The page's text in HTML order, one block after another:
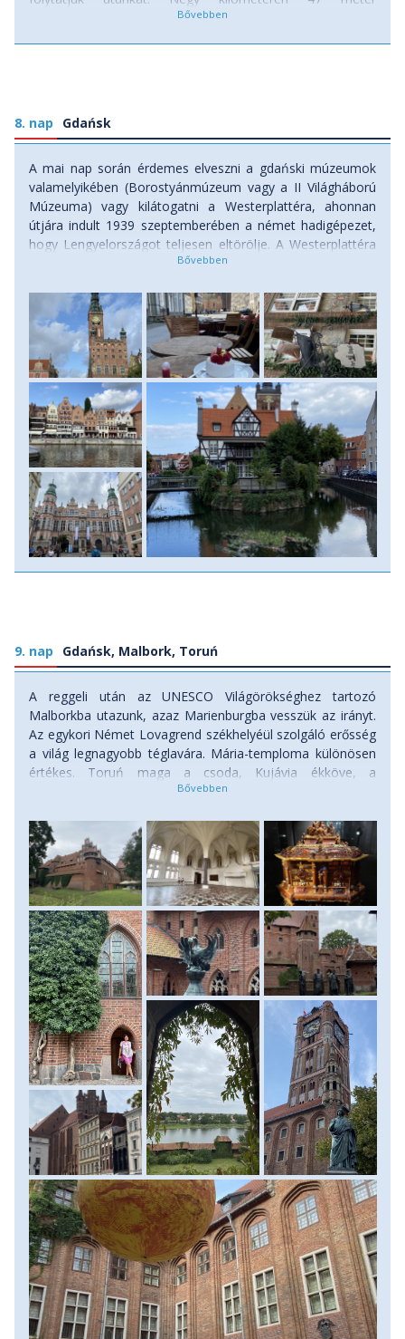
szintemelkedést magunk mögött hagyva a Svéd-sánc nevű
m le.) Szállás: szálloda, ellátás: reggeli.
8. nap Gdańsk
A mai nap során érdemes elveszni a gdański múzeumok
valamelyikében (Borostyánmúzeum vagy a II Világháború
Múzeuma) vagy kilátogatni a Westerplattéra, ahonnan
útjára indult 1939 szeptemberében a német hadigépezet,
hogy Lengyelországot teljesen eltörölje. A Westerplattéra
helyi autóbusz visz, a földnyelv bejárása másfél órát vesz
9. nap Gdańsk, Malbork, Toruń
A reggeli után az UNESCO Világörökséghez tartozó
Malborkba utazunk, azaz Marienburgba vesszük az irányt.
Az egykori Német Lovagrend székhelyéül szolgáló erősség
a világ legnagyobb téglavára. Mária-temploma különösen
értékes. Toruń maga a csoda, Kujávia ékköve, a
mézeskalács (egyik) szülőhazája. Rövid sétát teszünk az
gótikus főteret, Kopernikusz szülőházát, az Újvárosi
Főteret a Szent Jakab-templommal és a csillagházat, amely
a 13. század óta áll, és így a toruńi polgári építészet
legjelentősebb emléke. Túránk során megtekintjük a
középkori várkaput és a gótikus bástyákat is. Szállás:
szálloda, ellátás: reggeli.